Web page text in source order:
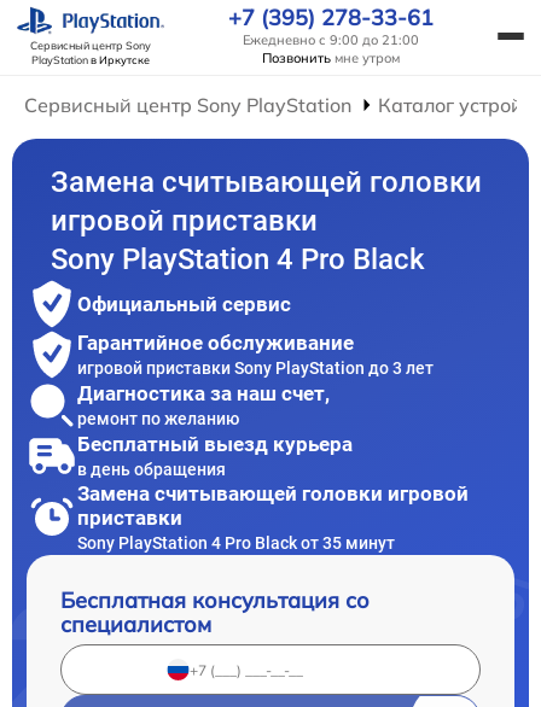
Сервисный центр Sony
PlayStationв Иркутске
+7 (395) 278-33-61
Ежедневно с 9:00 до 21:00
Позвонить мне утром
Сервисный центр Sony PlayStation Каталог
Замена считывающей головки
игровой приставки
Sony PlayStation 4 Pro Black
Официальный сервис
Гарантийное обслуживание
игровой приставки Sony PlayStation до 3 лет
Диагностика за наш счет,
ремонт по желанию
Бесплатный выезд курьера
в день обращения
Замена считывающей головки игровой
приставки
Sony PlayStation 4 Pro Black от 35 минут
Бесплатная консультация со
специалистом